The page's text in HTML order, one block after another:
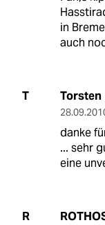
in
auch
T Torsten
danke
... sehr
eine
R